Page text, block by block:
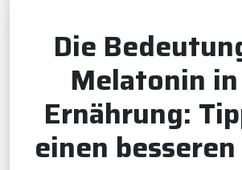
Die
Melatonin
Ernährung:
einen